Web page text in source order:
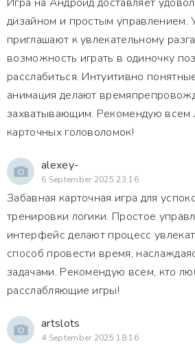
дизайном и простым управлением.
приглашают к увлекательному
возможность играть в одиночку
расслабиться. Интуитивно
анимация делают
захватывающим. Рекомендую всем
карточных головоломок!
alexey-
6 September 2025 23:16
Забавная карточная игра для
тренировки логики. Простое
интерфейс делают процесс
способ провести время,
задачами. Рекомендую всем, кто
расслабляющие игры!
artslots
4 September 2025 18:16